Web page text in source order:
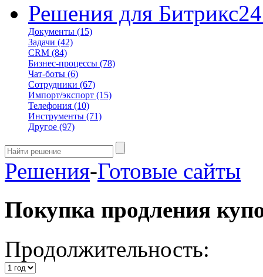
Решения для Битрикс24
Документы (15)
Задачи (42)
CRM (84)
Бизнес-процессы (78)
Чат-боты (6)
Сотрудники (67)
Импорт/экспорт (15)
Телефония (10)
Инструменты (71)
Другое (97)
Решения-Готовые сайты
Покупка продления
Продолжительность: